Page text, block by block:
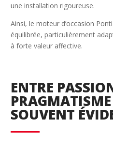
une installation rigoureuse.
Ainsi, le moteur d’occasion
équilibrée, particulièrement
à forte valeur affective.
ENTRE
SOUVENT